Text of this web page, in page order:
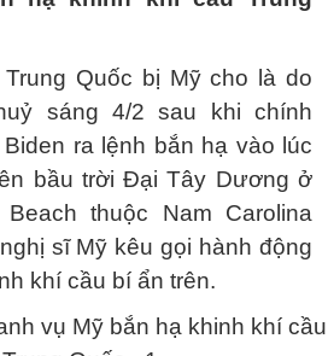
Quốc bị Mỹ cho là do
sáng 4/2 sau khi chính
ra lệnh bắn hạ vào lúc
bầu trời Đại Tây Dương ở
thuộc Nam Carolina
sĩ Mỹ kêu gọi hành động
khí cầu bí ẩn trên.